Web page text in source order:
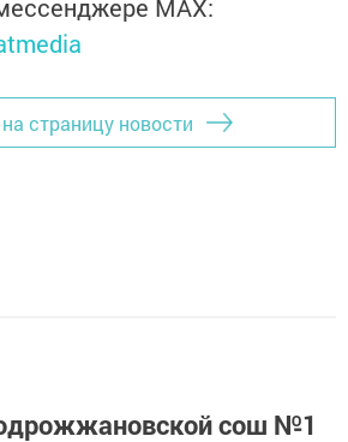
MАХ:
страницу новости
сош №1